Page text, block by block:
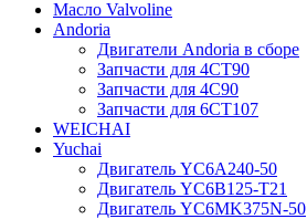
Масло Valvoline
Andoria
Двигатели Andoria в сборе
Запчасти для 4CT90
Запчасти для 4С90
Запчасти для 6CT107
WEICHAI
Yuchai
Двигатель YC6A240-50
Двигатель YC6B125-T21
Двигатель YC6MK375N-50